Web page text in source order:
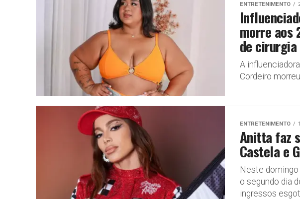
ENTRETENIMENTO
morre aos
de
A
Cordeiro
ENTRETENIMENTO
Anitta faz
Castela e
Neste domingo
o segundo dia
ingressos